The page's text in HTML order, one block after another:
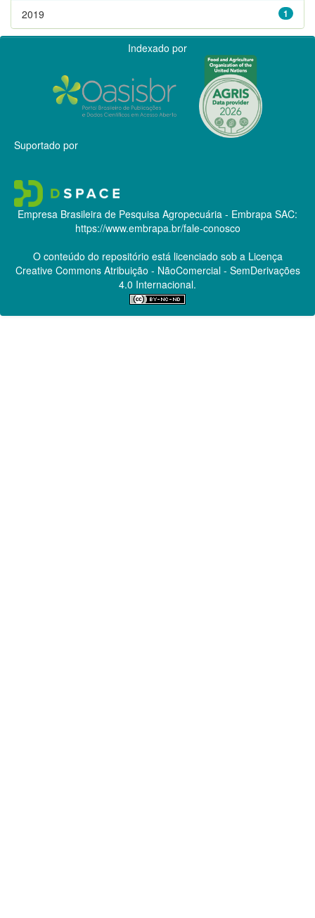
1
2019
Indexado por
Suportado por
Empresa Brasileira de Pesquisa Agropecuária - Embrapa SAC:
https://www.embrapa.br/fale-conosco
O conteúdo do repositório está licenciado sob a Licença
Creative CommonsAtribuição - NãoComercial - SemDerivações
4.0 Internacional.